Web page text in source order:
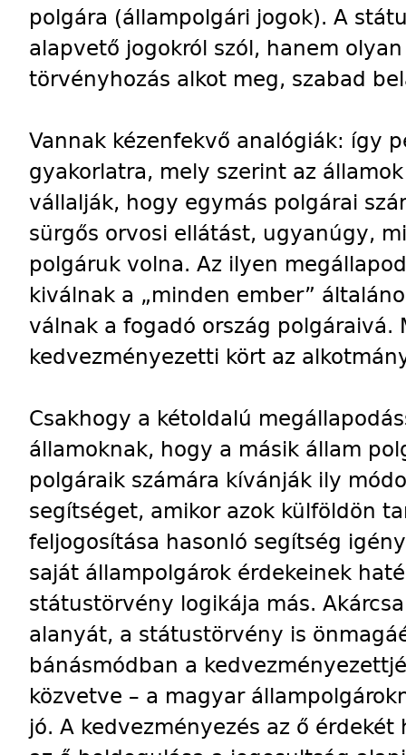
polgára (állampolgári jogok). A
alapvető jogokról szól, hanem
törvényhozás alkot meg, szabad
Vannak kézenfekvő analógiák: így
gyakorlatra, mely szerint az
vállalják, hogy egymás polgárai
sürgős orvosi ellátást, ugyanúgy,
polgáruk volna. Az ilyen
kiválnak a „minden ember”
válnak a fogadó ország polgáraivá.
kedvezményezetti kört az
Csakhogy a kétoldalú
államoknak, hogy a másik állam
polgáraik számára kívánják ily
segítséget, amikor azok külföldön
feljogosítása hasonló segítség
saját állampolgárok érdekeinek
státustörvény logikája más.
alanyát, a státustörvény is
bánásmódban a
közvetve – a magyar
jó. A kedvezményezés az ő